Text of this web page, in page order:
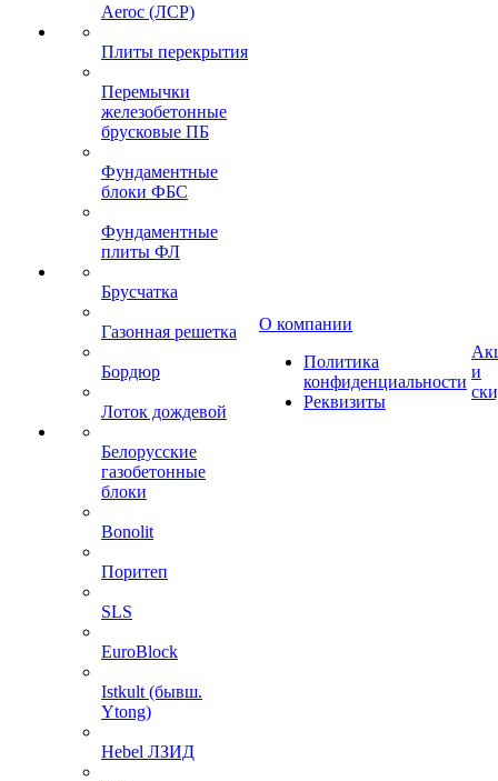
Aeroc (ЛСР)
Плиты перекрытия
Перемычки
железобетонные
брусковые ПБ
Фундаментные
блоки ФБС
Фундаментные
плиты ФЛ
Брусчатка
Газонная решетка
Бордюр
Лоток дождевой
Белорусские
газобетонные
блоки
Bonolit
Поритеп
SLS
EuroBlock
Istkult (бывш.
Ytong)
Hebel ЛЗИД
О компании
Политика
конфиденциальности
Реквизиты
и